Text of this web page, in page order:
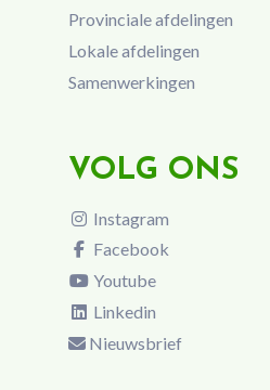
Provinciale afdelingen
Lokale afdelingen
Samenwerkingen
VOLG ONS
Instagram
Facebook
Youtube
Linkedin
Nieuwsbrief